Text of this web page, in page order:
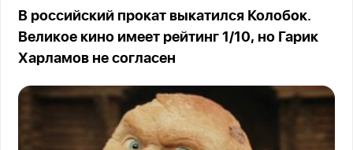
В российский прокат выкатился Колобок.
Великое кино имеет рейтинг 1/10, но Гарик
Харламов не согласен